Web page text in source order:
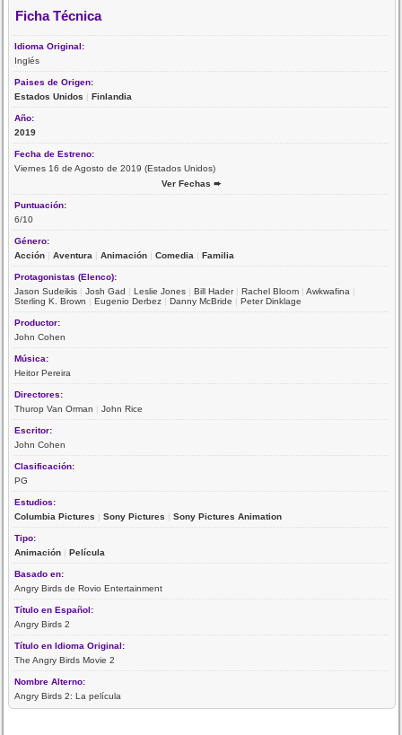
Ficha Técnica
Idioma Original:
Inglés
Paises de Origen:
Estados Unidos |Finlandia
Año:
2019
Fecha de Estreno:
Viernes 16 de Agosto de 2019 (Estados Unidos)
Ver Fechas ➨
Puntuación:
6/10
Género:
Acción |Aventura |Animación |Comedia |Familia
Protagonistas (Elenco):
Jason Sudeikis |Josh Gad |Leslie Jones |Bill Hader|Rachel Bloom |Awkwafina |
Sterling K. Brown |Eugenio Derbez |Danny McBride |Peter Dinklage
Productor:
John Cohen
Música:
Heitor Pereira
Directores:
Thurop Van Orman |John Rice
Escritor:
John Cohen
Clasificación:
PG
Estudios:
Columbia Pictures |Sony Pictures |Sony Pictures Animation
Tipo:
Animación |Película
Basado en:
Angry Birds de Rovio Entertainment
Título en Español:
Angry Birds 2
Título en Idioma Original:
The Angry Birds Movie 2
Nombre Alterno:
Angry Birds 2: La película